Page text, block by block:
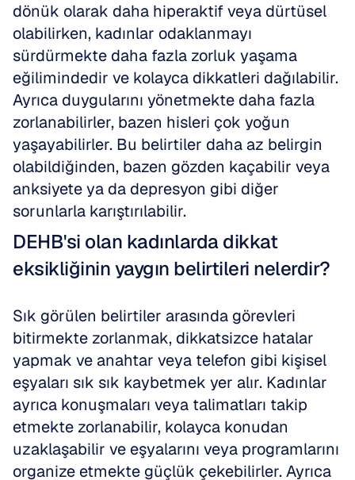
dönük olarak daha hiperaktif veya dürtüsel
olabilirken, kadınlar odaklanmayı
sürdürmekte daha fazla zorluk yaşama
eğilimindedir ve kolayca dikkatleri dağılabilir.
Ayrıca duygularını yönetmekte daha fazla
zorlanabilirler, bazen hisleri çok yoğun
yaşayabilirler. Bu belirtiler daha az belirgin
olabildiğinden, bazen gözden kaçabilir veya
anksiyete ya da depresyon gibi diğer
sorunlarla karıştırılabilir.
DEHB'si olan kadınlarda dikkat
eksikliğinin yaygın belirtileri nelerdir?
Sık görülen belirtiler arasında görevleri
bitirmekte zorlanmak, dikkatsizce hatalar
yapmak ve anahtar veya telefon gibi kişisel
eşyaları sık sık kaybetmek yer alır. Kadınlar
ayrıca konuşmaları veya talimatları takip
etmekte zorlanabilir, kolayca konudan
uzaklaşabilir ve eşyalarını veya programlarını
organize etmekte güçlük çekebilirler. Ayrıca